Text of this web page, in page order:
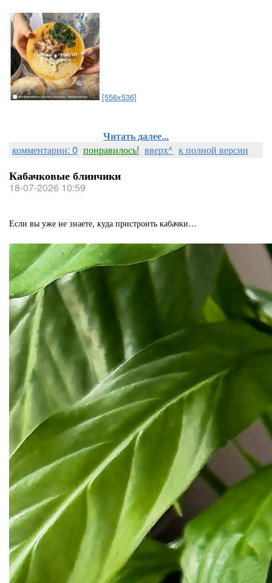
[556x536]
Читать далее...
комментарии: 0 понравилось! вверх^ к полной версии
Кабачковые блинчики
18-07-2026 10:59
Если вы уже не знаете, куда пристроить кабачки…